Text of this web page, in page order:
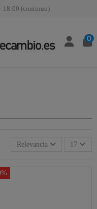
18:00 (continuo)
0
Relevancia 17